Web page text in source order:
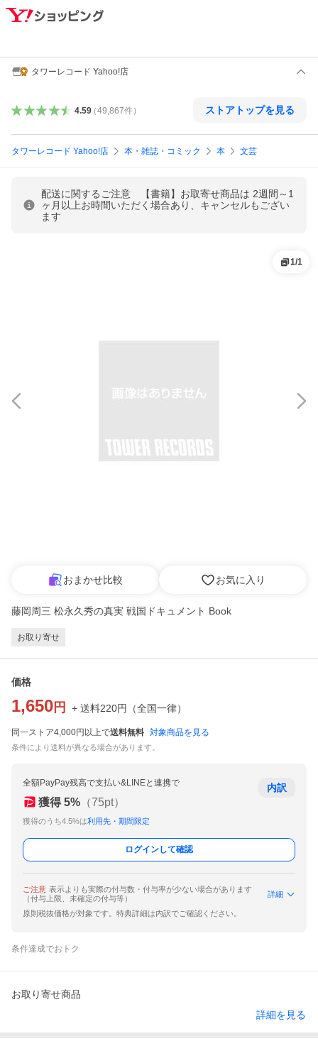
タワーレコード Yahoo!店
4.59（49,867件） ストアトップを見る
タワーレコード Yahoo!店 本・雑誌・コミック 本 文芸
配送に関するご注意 【書籍】お取寄せ商品は 2週間～1
ヶ月以上お時間いただく場合あり、キャンセルもござい
ます
1/1
おまかせ比較 お気に入り
藤岡周三 松永久秀の真実 戦国ドキュメント Book
お取り寄せ
価格
1,650 円 + 送料220円 （全国一律）
同一ストア4,000円以上で送料無料 対象商品を見る
条件により送料が異なる場合があります。
全額PayPay残高で支払い&LINEと連携で
獲得 5% （75pt）
獲得のうち4.5%は利用先・期間限定
内訳
ログインして確認
ご注意 表示よりも実際の付与数・付与率が少ない場合があります
（付与上限、未確定の付与等）
詳細
原則税抜価格が対象です。特典詳細は内訳でご確認ください。
条件達成でおトク
お取り寄せ商品
詳細を見る